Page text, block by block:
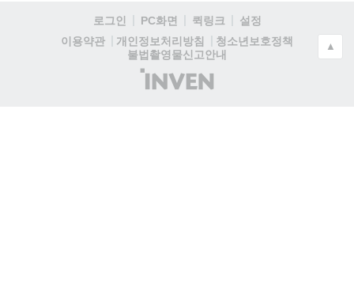
로그인 PC화면 퀵링크
설정
이용약관
개인정보처리방침
청소년보호정책
불법촬영물신고안내
(주)
인
▲